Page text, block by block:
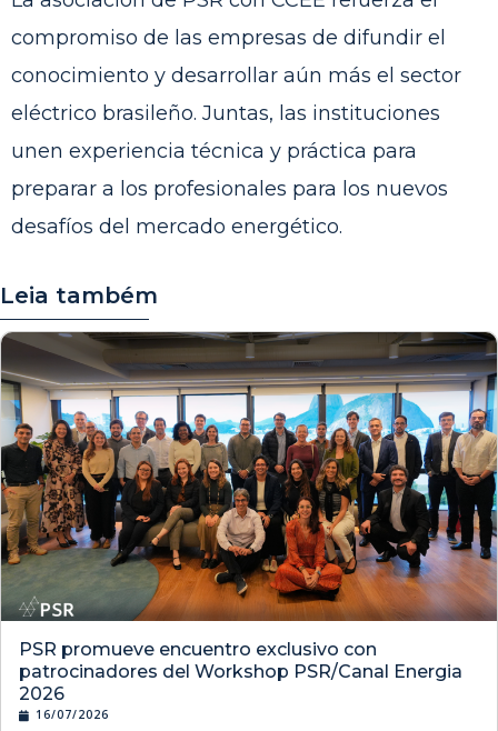
compromiso de las empresas de difundir el
conocimiento y desarrollar aún más el sector
eléctrico brasileño. Juntas, las instituciones
unen experiencia técnica y práctica para
preparar a los profesionales para los nuevos
desafíos del mercado energético.
Leia também
PSR promueve encuentro exclusivo con
patrocinadores del Workshop PSR/Canal Energia
2026
16/07/2026